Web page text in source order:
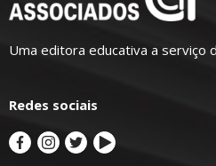
Uma editora educativa a serviço
Redes sociais